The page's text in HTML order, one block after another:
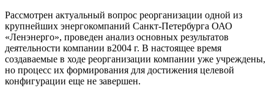
Рассмотрен актуальный вопрос реорганизации одной из
крупнейших энергокомпаний Санкт-Петербурга ОАО
«Ленэнерго», проведен анализ основных результатов
деятельности компании в2004 г. В настоящее время
создаваемые в ходе реорганизации компании уже учреждены,
но процесс их формирования для достижения целевой
конфигурации еще не завершен.